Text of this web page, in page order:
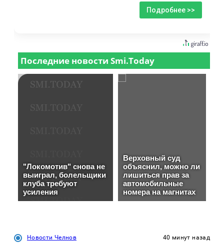
Подробнее >>
Новости Челнов 40 минут назад